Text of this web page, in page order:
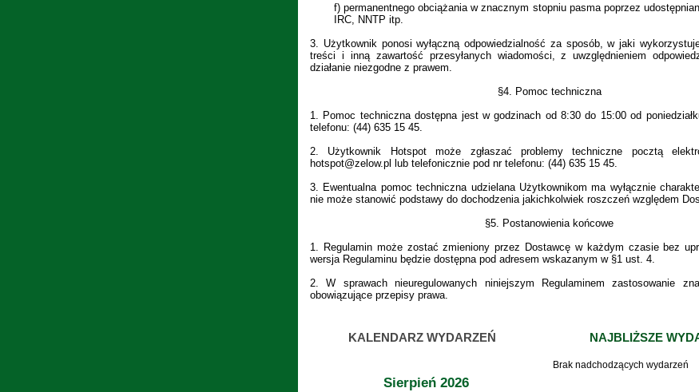
f) permanentnego obciążania w znacznym stopniu pasma poprzez
IRC, NNTP itp.
3.
Użytkownik ponosi wyłączną odpowiedzialność za sposób, w jaki
treści i inną zawartość przesyłanych wiadomości, z uwzględnieniem
działanie niezgodne z prawem.
§4. Pomoc techniczna
1.
Pomoc techniczna dostępna jest w godzinach od 8:30 do 15:00 od
telefonu: (44) 635 15 45.
2.
Użytkownik Hotspot może zgłaszać problemy techniczne pocztą
hotspot@zelow.pl lub telefonicznie pod nr telefonu: (44) 635 15 45.
3.
Ewentualna pomoc techniczna udzielana Użytkownikom ma wyłącznie
nie może stanowić podstawy do dochodzenia jakichkolwiek roszczeń względem
§5. Postanowienia końcowe
1.
Regulamin może zostać zmieniony przez Dostawcę w każdym czasie bez
wersja Regulaminu będzie dostępna pod adresem wskazanym w §1 ust. 4.
2.
W sprawach nieuregulowanych niniejszym Regulaminem zastosowanie
obowiązujące przepisy prawa.
KALENDARZ WYDARZEŃ
Sierpień 2026
NAJBLIŻSZE
Brak nadchodzących wydarzeń